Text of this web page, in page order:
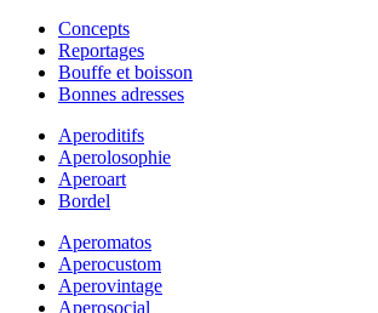
Concepts
Reportages
Bouffe et boisson
Bonnes adresses
Aperoditifs
Aperolosophie
Aperoart
Bordel
Aperomatos
Aperocustom
Aperovintage
Aperosocial